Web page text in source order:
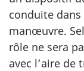
conduite
manœuvre.
rôle ne sera
avec l’aire de